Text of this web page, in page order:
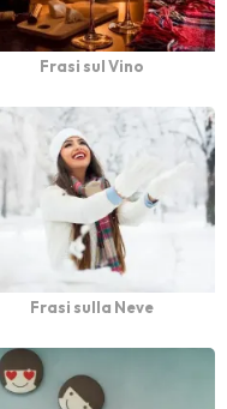
Frasi sul Vino
Frasi sulla Neve